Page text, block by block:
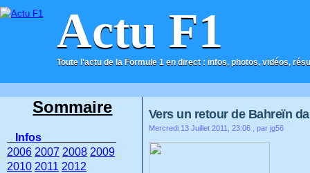
Actu F1
Toute l'actu de la Formule 1 en direct : infos, photos, vidéos,
ACCUEIL CONTACT
Vers un retour de Bahreïn
Mercredi 13 Juillet 2011, 23:06 , par jg56
Sommaire
Infos
2006 2007 2008 2009
2010 2011 2012